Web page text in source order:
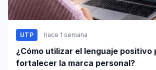
UTP hace 1 semana
¿Cómo utilizar el lenguaje positivo
fortalecer la marca personal?